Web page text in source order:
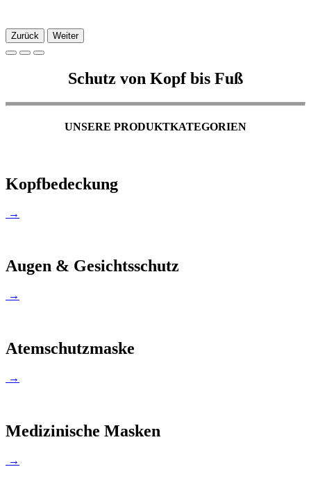
Zurück Weiter
Schutz von Kopf bis Fuß
UNSERE PRODUKTKATEGORIEN
Kopfbedeckung
→
Augen & Gesichtsschutz
→
Atemschutzmaske
→
Medizinische Masken
→